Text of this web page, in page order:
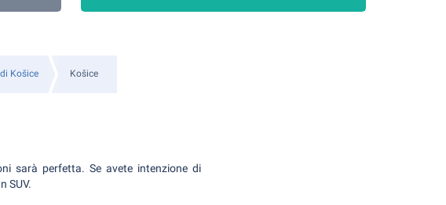
Košice Košice
sarà perfetta. Se avete intenzione di
SUV.